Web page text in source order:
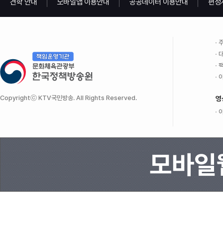
견학 안내 모바일앱 이용안내 공공데이터 이용안내 편성
Copyrightⓒ KTV국민방송. All Rights Reserved. 영
모바